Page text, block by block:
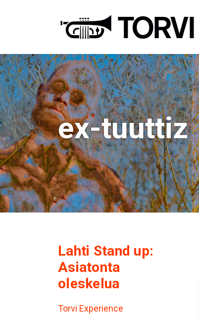
ex-tuuttiz
Lahti Stand up:
Asiatonta
oleskelua
Torvi Experience